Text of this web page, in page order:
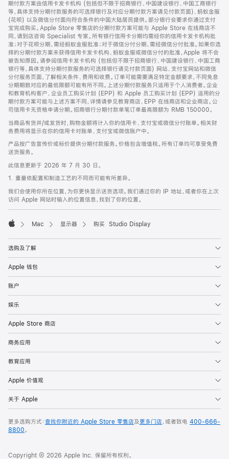
期付款方案由信用卡发卡机构 (包括但不限于招商银行、中国建设银行、中国工商银行
等，具体支持分期付款服务的可选择银行及对应分期付款方案请见付款页面)、蚂蚁金服
(花呗) 以及微信分付面向符合条件的中国大陆居民提供。部分银行会要求你通过支付
宝完成购买。Apple Store 零售店的分期付款方案可能与 Apple Store 在线商店不
同，请到店咨询 Specialist 专家。所有银行信用卡分期均需经你的信用卡发卡机构批
准；对于花呗分期，需经蚂蚁金服批准；对于微信分付分期，需经微信分付批准。如果你选
择的分期付款方案未获得信用卡发卡机构、蚂蚁金服或微信分付的批准，Apple 将不会
被告知原因。请参阅信用卡发卡机构 (包括但不限于招商银行、中国建设银行、中国工商
银行等，具体支持分期付款服务的可选择银行请见付款页面) 网站、支付宝网站和微信
分付服务页面，了解相关条件、费用和收费。订单可能需要满足特定金额要求，不同免息
分期期数对应的最低限额可能有所不同。上述分期付款服务只适用于个人消费者。企业
和教育机构客户、企业员工购买计划 (EPP) 和 Apple 员工购买计划 (EPP) 适用的分
期付款方案可能与上述方案不同，详情请参见教育商店、EPP 在线商店和企业商店。公
司信用卡无资格申请分期。招商银行分期付款单笔订单最高限额为 RMB 150000。
当商品有货并/或发货时，购物金额将计入你的信用卡、支付宝或微信分付账单。相关财
务费用将显示在你的信用卡对账单、支付宝或微信账户中。
产品按广告宣传价或标价提供分期付款服务。价格包含增值税。所有订单均可享受免费
送货服务。
此信息更新于 2026 年 7 月 30 日。
1. 重量依配置和制造工艺的不同而可能有所差异。
我们会使用你所在位置，为你更快显示送货选项。我们通过你的 IP 地址，或者你在上次
访问 Apple 网站时输入的位置信息，找到了你的位置。
Mac 显示器 购买 Studio Display
选购及了解
Apple 钱包
账户
娱乐
Apple Store 商店
商务应用
教育应用
Apple 价值观
关于 Apple
更多选购方式：查找你附近的 Apple Store 零售店及更多门店，或者致电 400-666-
8800。
Copyright © 2026 Apple Inc. 保留所有权利。